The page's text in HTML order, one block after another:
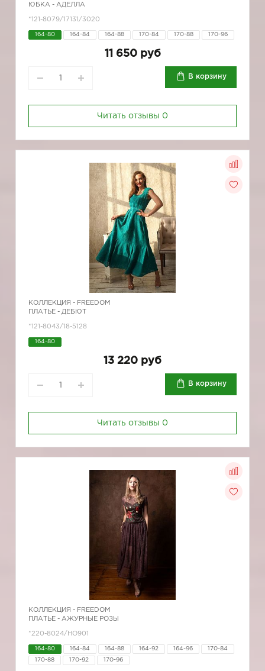
ЮБКА - АДЕЛЛА
*121-8079/17131/3020
164-80 164-84 164-88 170-84 170-88 170-96
11 650 руб
В корзину
Читать отзывы 0
КОЛЛЕКЦИЯ - FREEDOM
ПЛАТЬЕ - ДЕБЮТ
*121-8043/18-5128
164-80
13 220 руб
В корзину
Читать отзывы 0
КОЛЛЕКЦИЯ - FREEDOM
ПЛАТЬЕ - АЖУРНЫЕ РОЗЫ
*220-8024/HO901
164-80 164-84 164-88 164-92 164-96 170-84
170-88 170-92 170-96